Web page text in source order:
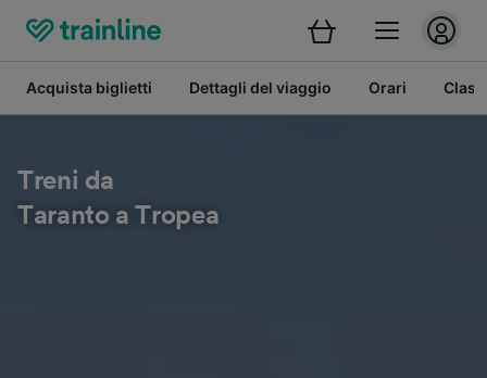
Acquista biglietti Dettagli del viaggio Orari
Treni da
Taranto a Tropea